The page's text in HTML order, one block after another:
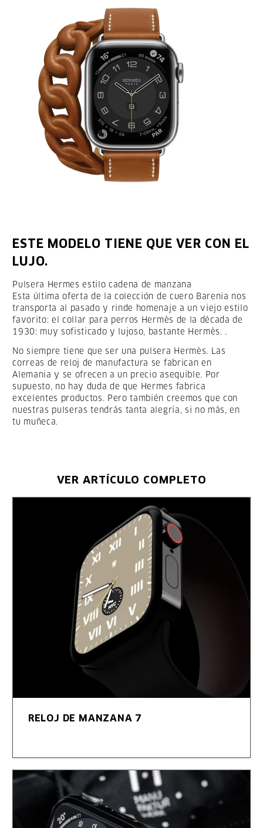
ESTE MODELO TIENE QUE VER CON EL
LUJO.
Pulsera Hermes estilo cadena de manzana
Esta última oferta de la colección de cuero Barenia nos
transporta al pasado y rinde homenaje a un viejo estilo
favorito: el collar para perros Hermès de la década de
1930: muy sofisticado y lujoso, bastante Hermès. .
No siempre tiene que ser una pulsera Hermès. Las
correas de reloj de manufactura se fabrican en
Alemania y se ofrecen a un precio asequible. Por
supuesto, no hay duda de que Hermes fabrica
excelentes productos. Pero también creemos que con
nuestras pulseras tendrás tanta alegría, si no más, en
tu muñeca.
VER ARTÍCULO COMPLETO
RELOJ DE MANZANA 7